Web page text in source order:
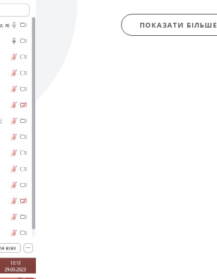
ПОКАЗАТИ БІЛЬШЕ